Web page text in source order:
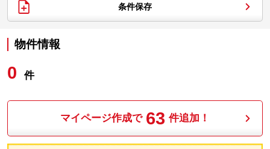
条件保存
物件情報
0 件
マイページ作成で 63 件追加！